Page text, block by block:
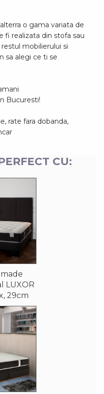
o gama variata de
fi realizata din stofa sau
mobilierului si
sa alegi ce ti se
Bucuresti!
rate fara dobanda,
CU:
LUXOR
29cm